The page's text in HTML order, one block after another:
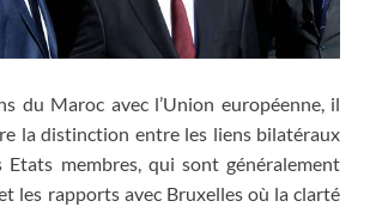
du Maroc avec l’Union européenne, il
la distinction entre les liens bilatéraux
Etats membres, qui sont généralement
les rapports avec Bruxelles où la clarté